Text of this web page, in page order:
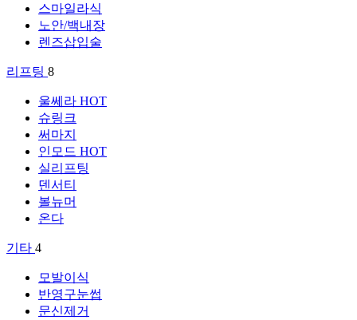
스마일라식
노안/백내장
렌즈삽입술
리프팅 8
울쎄라 HOT
슈링크
써마지
인모드 HOT
실리프팅
덴서티
볼뉴머
온다
기타 4
모발이식
반영구눈썹
문신제거